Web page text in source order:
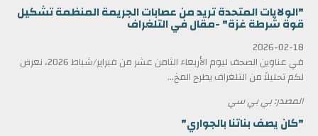
"الولايات المتحدة تريد من عصابات الجريمة المنظمة تشكيل
قوة شرطة غزة" -مقال في التلغراف
2026-02-18
في عناوين الصحف ليوم الأربعاء الثامن عشر من فبراير/شباط 2026، نعرض
لكم تحليلاً من التلغراف يطرح المخ...
المصدر: بي بي سي
"كان يصف بناتنا بالجواري"